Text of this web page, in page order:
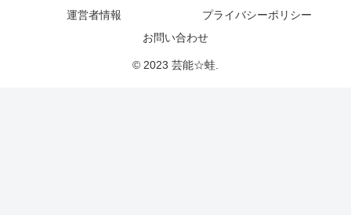
運営者情報
プライバシーポリシー
お問い合わせ
© 2023 芸能☆蛙.